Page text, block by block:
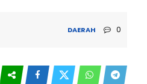
DAERAH 0